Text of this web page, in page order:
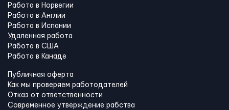
Работа в Норвегии
Работа в Англии
Работа в Испании
Удаленная работа
Работа в США
Работа в Канадe
Публичная оферта
Как мы проверяем работодателей
Отказ от ответственности
Современное утверждение рабства